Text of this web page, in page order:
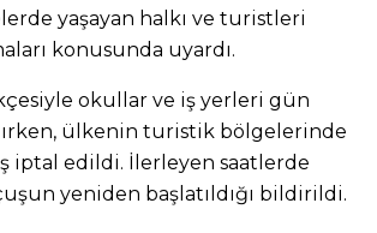
yaşayan halkı ve turistleri
konusunda uyardı.
okullar ve iş yerleri gün
ülkenin turistik bölgelerinde
iptal edildi. İlerleyen saatlerde
yeniden başlatıldığı bildirildi.